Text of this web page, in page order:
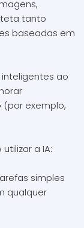
tanto
baseadas em
inteligentes ao
exemplo,
a IA:
simples
qualquer